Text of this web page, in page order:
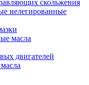
скольжения
нелегированные
масла
двигателей